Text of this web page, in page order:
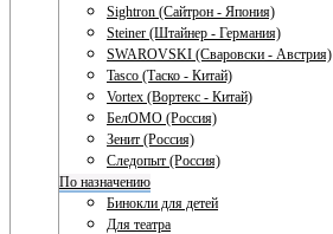
Sightron (Сайтрон - Япония)
Steiner (Штайнер - Германия)
SWAROVSKI (Сваровски - Австрия)
Tasco (Таско - Китай)
Vortex (Вортекс - Китай)
БелОМО (Россия)
Зенит (Россия)
Следопыт (Россия)
По назначению
Бинокли для детей
Для театра